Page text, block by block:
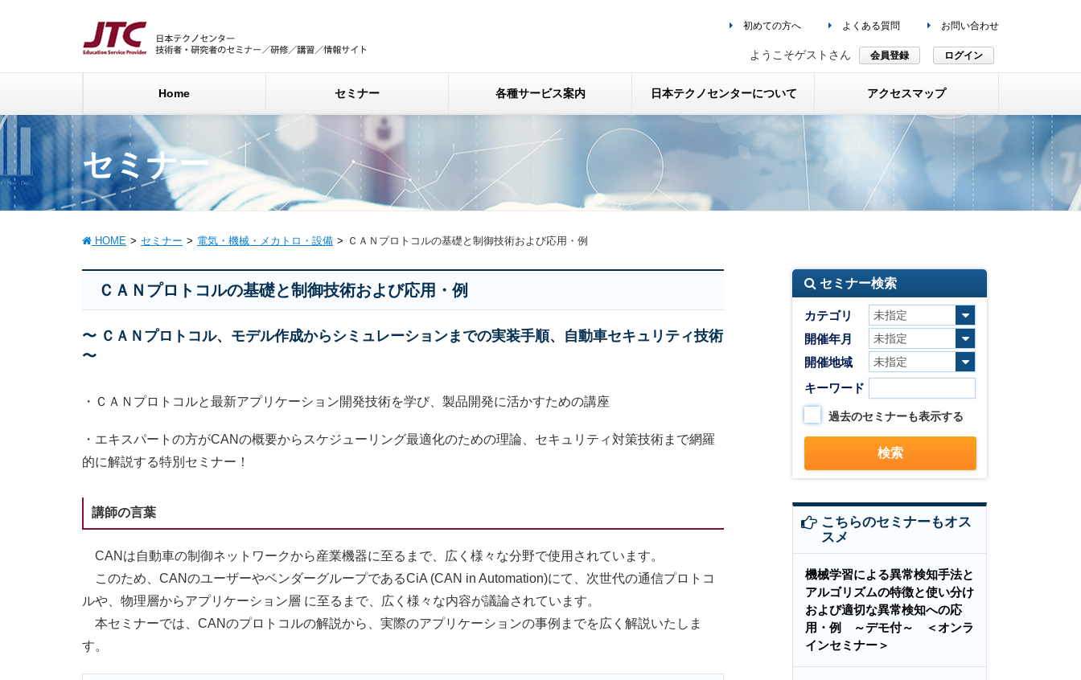
初めての方へ よくある質問 お問い合わせ
ようこそゲストさん 会員登録 ログイン
Home セミナー 各種サービス案内 日本テクノセンターについて アクセスマップ
セミナー
HOME セミナー 電気・機械・メカトロ・設備 ＣＡＮプロトコルの基礎と制御技術および応用・例
ＣＡＮプロトコルの基礎と制御技術および応用・例
〜 ＣＡＮプロトコル、モデル作成からシミュレーションまでの実装手順、自動車セキュリティ技術
〜
・ＣＡＮプロトコルと最新アプリケーション開発技術を学び、製品開発に活かすための講座
・エキスパートの方がCANの概要からスケジューリング最適化のための理論、セキュリティ対策技術まで網羅
的に解説する特別セミナー！
講師の言葉
CANは自動車の制御ネットワークから産業機器に至るまで、広く様々な分野で使用されています。
このため、CANのユーザーやベンダーグループであるCiA (CAN in Automation)にて、次世代の通信プロトコ
ルや、物理層からアプリケーション層 に至るまで、広く様々な内容が議論されています。
本セミナーでは、CANのプロトコルの解説から、実際のアプリケーションの事例までを広く解説いたしま
す。
セミナー検索
カテゴリ
開催年月
開催地域
キーワード
過去のセミナーも表示する
こちらのセミナーもオス
スメ
機械学習による異常検知手法と
アルゴリズムの特徴と使い分け
および適切な異常検知への応
用・例 ～デモ付～ ＜オンラ
インセミナー＞